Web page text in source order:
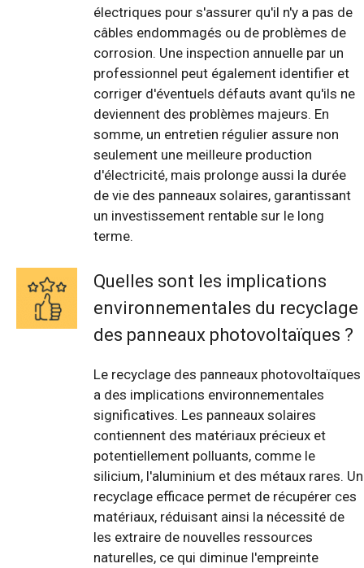
électriques pour s'assurer qu'il n'y a pas de
câbles endommagés ou de problèmes de
corrosion. Une inspection annuelle par un
professionnel peut également identifier et
corriger d'éventuels défauts avant qu'ils ne
deviennent des problèmes majeurs. En
somme, un entretien régulier assure non
seulement une meilleure production
d'électricité, mais prolonge aussi la durée
de vie des panneaux solaires, garantissant
un investissement rentable sur le long
terme.
Quelles sont les implications
environnementales du recyclage
des panneaux photovoltaïques ?
Le recyclage des panneaux photovoltaïques
a des implications environnementales
significatives. Les panneaux solaires
contiennent des matériaux précieux et
potentiellement polluants, comme le
silicium, l'aluminium et des métaux rares. Un
recyclage efficace permet de récupérer ces
matériaux, réduisant ainsi la nécessité de
les extraire de nouvelles ressources
naturelles, ce qui diminue l'empreinte